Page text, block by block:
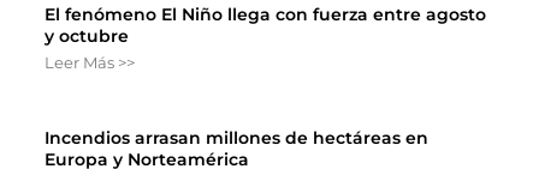
El fenómeno El Niño llega con fuerza entre agosto
y octubre
Leer Más >>
Incendios arrasan millones de hectáreas en
Europa y Norteamérica